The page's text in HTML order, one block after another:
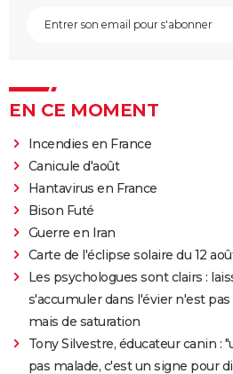
EN CE MOMENT
Incendies en France
Canicule d'août
Hantavirus en France
Bison Futé
Guerre en Iran
Carte de l'éclipse solaire du 12
Les psychologues sont clairs :
s'accumuler dans l'évier n'est
mais de saturation
Tony Silvestre, éducateur canin :
pas malade, c'est un signe pour